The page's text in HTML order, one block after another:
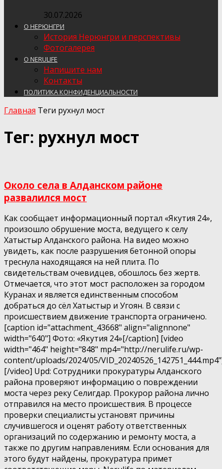
30.07.2026
О НЕРЮНГРИ
История Нерюнгри и перспективы
Фотогалерея
О NERULIFE
Напишите нам
Контакты
ПОЛИТИКА КОНФИДЕНЦИАЛЬНОСТИ
Главная Теги рухнул мост
Тег: рухнул мост
Около села в Алданском районе
развалился мост
Как сообщает информационный портал «Якутия 24»,
произошло обрушение моста, ведущего к селу
Хатыстыр Алданского района. На видео можно
увидеть, как после разрушения бетонной опоры
треснула находящаяся на ней плита. По
свидетельствам очевидцев, обошлось без жертв.
Отмечается, что этот мост расположен за городом
Куранах и является единственным способом
добраться до сёл Хатыстыр и Угоян. В связи с
происшествием движение транспорта ограничено.
[caption id="attachment_43668" align="alignnone"
width="640"] Фото: «Якутия 24»[/caption] [video
width="464" height="848" mp4="http://nerulife.ru/wp-
content/uploads/2024/05/
[/video] Upd: Сотрудники прокуратуры Алданского
района проверяют информацию о повреждении
моста через реку Селигдар. Прокурор района лично
отправился на место происшествия. В процессе
проверки специалисты установят причины
случившегося и оценят работу ответственных
организаций по содержанию и ремонту моста, а
также по другим направлениям. Если основания для
этого будут найдены, прокуратура примет